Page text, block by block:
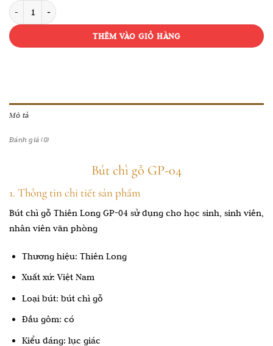
Bút chì gỗ GP-04 số lượng
THÊM VÀO GIỎ HÀNG
Mô tả
Đánh giá (0)
Bút chì gỗ GP-04
1. Thông tin chi tiết sản phẩm
Bút chì gỗ Thiên Long GP-04 sử dụng cho học sinh, sinh viên,
nhân viên văn phòng
Thương hiệu: Thiên Long
Xuất xứ: Việt Nam
Loại bút: bút chì gỗ
Đầu gôm: có
Kiểu dáng: lục giác